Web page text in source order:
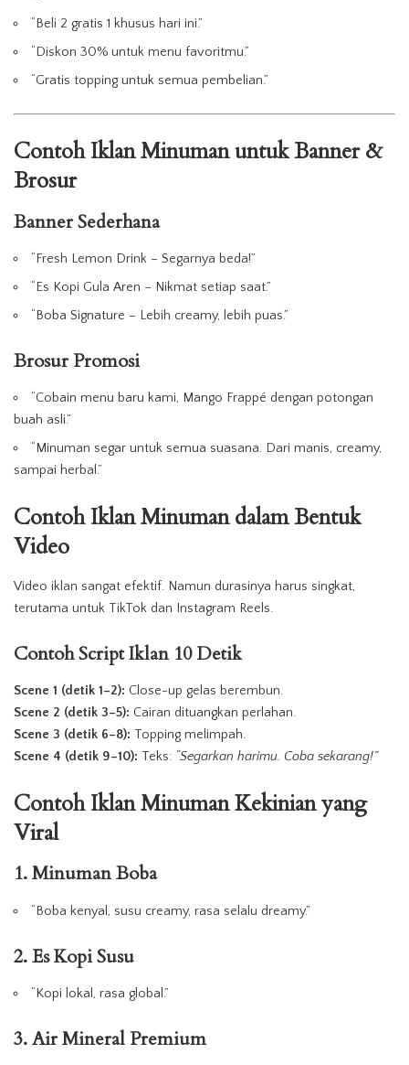
“Beli 2 gratis 1 khusus hari ini.”
“Diskon 30% untuk menu favoritmu.”
“Gratis topping untuk semua pembelian.”
ContohIklanMinumanuntuk Banner &
Brosur
Banner Sederhana
“Fresh Lemon Drink – Segarnya beda!”
“Es Kopi Gula Aren – Nikmat setiap saat.”
“Boba Signature – Lebih creamy, lebih puas.”
Brosur Promosi
“Cobain menu baru kami, Mango Frappé dengan potongan
buah asli.”
“Minuman segar untuk semua suasana. Dari manis, creamy,
sampai herbal.”
Contoh Iklan Minuman dalam Bentuk
Video
Video iklan sangat efektif. Namun durasinya harus singkat,
terutama untuk TikTok dan Instagram Reels.
Contoh Script Iklan 10 Detik
Scene 1 (detik 1–2): Close-up gelas berembun.
Scene 2 (detik 3–5): Cairan dituangkan perlahan.
Scene 3 (detik 6–8): Topping melimpah.
Scene 4 (detik 9–10): Teks: “Segarkan harimu. Coba sekarang!”
ContohIklanMinumanKekinian yang
Viral
1. Minuman Boba
“Boba kenyal, susu creamy, rasa selalu dreamy.”
2. Es Kopi Susu
“Kopi lokal, rasa global.”
3. Air Mineral Premium